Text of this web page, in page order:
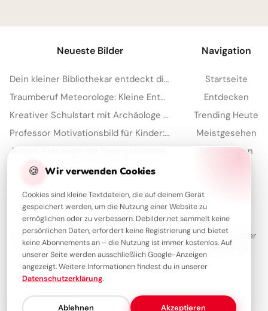
🍪 Wir verwenden Cookies
Cookies sind kleine Textdateien, die auf deinem Gerät
gespeichert werden, um die Nutzung einer Website zu
ermöglichen oder zu verbessern. Debilder.net sammelt keine
persönlichen Daten, erfordert keine Registrierung und bietet
keine Abonnements an – die Nutzung ist immer kostenlos. Auf
unserer Seite werden ausschließlich Google-Anzeigen
angezeigt. Weitere Informationen findest du in unserer
Datenschutzerklärung.
Ablehnen Akzeptieren
Neueste Bilder
Dein kleiner Bibliothekar entdeckt die Welt der Bücher für Instagram!
Traumberuf Meteorologe: Kleine Entdecker lernen spielerisch Wetterkunde – perfekt für Instagram.
Kreativer Schulstart mit Archäologe Bild für Facebook Seiten
Professor Motivationsbild für Kinder: Lerne Lust für Instagram Stories und Schule
Navigation
Startseite
Entdecken
Trending Heute
Meistgesehen
Sammlungen
Über Debilder
Debilder ist deine Plattform für die schönsten Grüße und Bilder
zum Teilen. Entdecke unsere Sammlung und verschenke ein
Lächeln!
Über unsKontaktRedaktionImpressumDatenschutzerklärung